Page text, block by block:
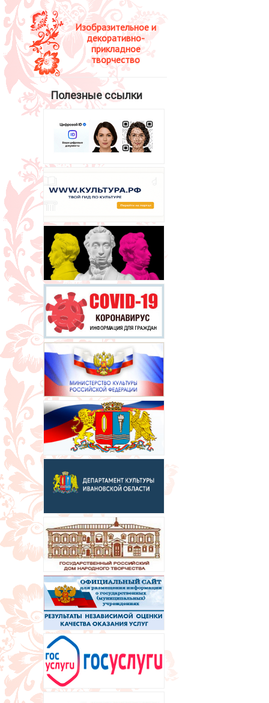
Изобразительное и
декоративно-
прикладное
творчество
Полезные ссылки